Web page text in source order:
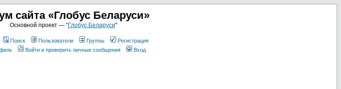
сайта «Глобус Беларуси»
Основной проект — “Глобус Беларуси"
Поиск Пользователи Группы
Регистрация
Войти и проверить личные сообщения Вход